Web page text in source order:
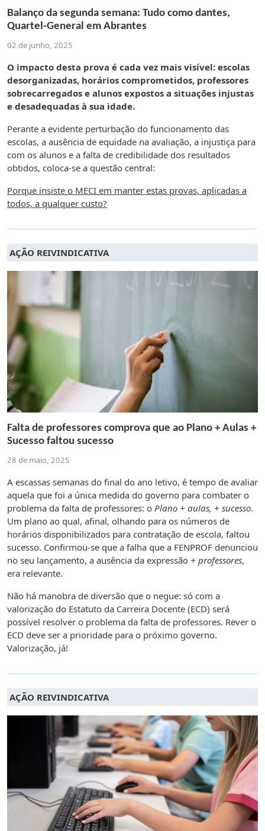
Balanço da segunda semana: Tudo como dantes,
Quartel-General em Abrantes
02 de junho, 2025
O impacto desta prova é cada vez mais visível: escolas
desorganizadas, horários comprometidos, professores
sobrecarregados e alunos expostos a situações injustas
e desadequadas à sua idade.
Perante a evidente perturbação do funcionamento das
escolas, a ausência de equidade na avaliação, a injustiça para
com os alunos e a falta de credibilidade dos resultados
obtidos, coloca-se a questão central:
Porque insiste o MECI em manter estas provas, aplicadas a
todos, a qualquer custo?
AÇÃO REIVINDICATIVA
Falta de professores comprova que ao Plano + Aulas +
Sucesso faltou sucesso
28 de maio, 2025
A escassas semanas do final do ano letivo, é tempo de avaliar
aquela que foi a única medida do governo para combater o
problema da falta de professores: o Plano + aulas, + sucesso.
Um plano ao qual, afinal, olhando para os números de
horários disponibilizados para contratação de escola, faltou
sucesso. Confirmou-se que a falha que a FENPROF denunciou
no seu lançamento, a ausência da expressão + professores,
era relevante.
Não há manobra de diversão que o negue: só com a
valorização do Estatuto da Carreira Docente (ECD) será
possível resolver o problema da falta de professores. Rever o
ECD deve ser a prioridade para o próximo governo.
Valorização, já!
AÇÃO REIVINDICATIVA